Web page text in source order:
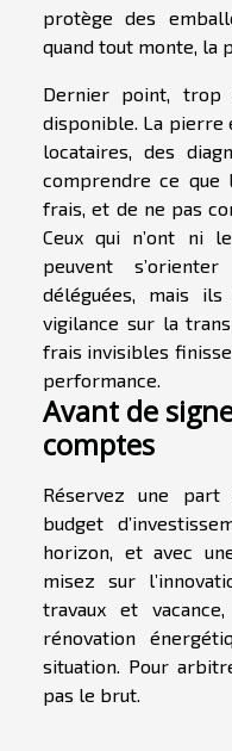
protège des
quand tout monte, la
Dernier point, trop
disponible. La pierre
locataires, des
comprendre ce que
frais, et de ne pas
Ceux qui n’ont ni
peuvent
déléguées, mais
vigilance sur la
frais invisibles
performance.
Avant de
comptes
Réservez une
budget
horizon, et avec
misez sur
travaux et
rénovation
situation. Pour
pas le brut.